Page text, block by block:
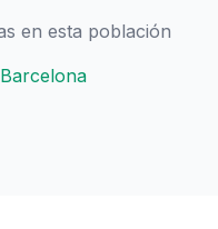
en esta población